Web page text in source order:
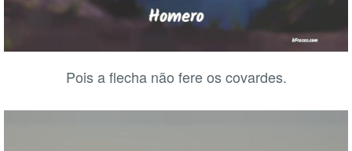
Pois a flecha não fere os covardes.